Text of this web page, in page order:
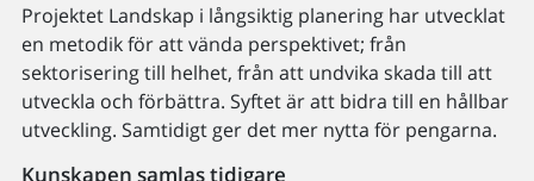
Projektet Landskap i långsiktig planering har utvecklat
en metodik för att vända perspektivet; från
sektorisering till helhet, från att undvika skada till att
utveckla och förbättra. Syftet är att bidra till en hållbar
utveckling. Samtidigt ger det mer nytta för pengarna.
Kunskapen samlas tidigare